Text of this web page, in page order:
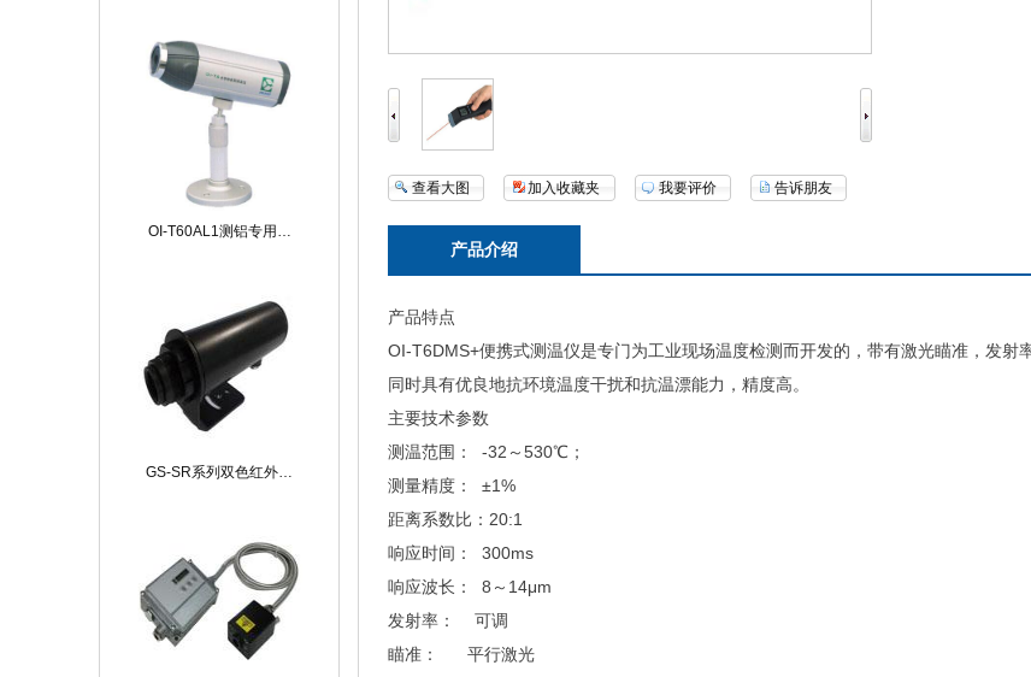
OI-T60AL1测铝专用…
GS-SR系列双色红外…
查看大图 加入收藏夹 我要评价 告诉朋友
产品介绍
产品特点
OI-T6DMS+便携式测温仪是专门为工业现场温度检测而开发的，带有激光瞄准，发射
同时具有优良地抗环境温度干扰和抗温漂能力，精度高。
主要技术参数
测温范围： -32 ～530℃；
测量精度： ±1%
距离系数比：20:1
响应时间： 300ms
响应波长： 8～14μm
发射率： 可调
瞄准： 平行激光